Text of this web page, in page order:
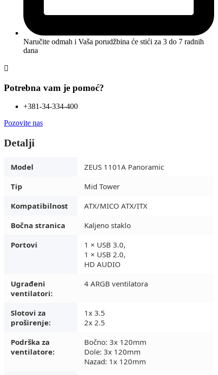
Naručite odmah i Vaša porudžbina će stići za 3 do 7 radnih
dana
Potrebna vam je pomoć?
+381-34-334-400
Pozovite nas
Detalji
Model
ZEUS 1101A Panoramic
Tip
Mid Tower
Kompatibilnost
ATX/MICO ATX/ITX
Bočna stranica
Kaljeno staklo
Portovi
1 × USB 3.0,
1 × USB 2.0,
HD AUDIO
Ugrađeni
ventilatori:
4 ARGB ventilatora
Slotovi za
proširenje:
1x 3.5
2x 2.5
Podrška za
ventilatore:
Bočno: 3x 120mm
Dole: 3x 120mm
Nazad: 1x 120mm